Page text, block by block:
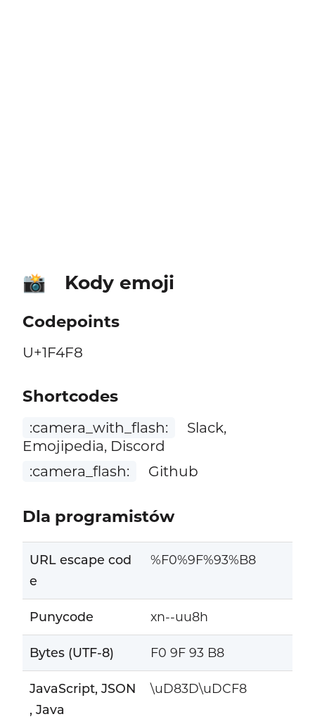
📸 Kody emoji
Codepoints
U+1F4F8
Shortcodes
:camera_with_flash:
Slack,
Emojipedia, Discord
:camera_flash:
Github
Dla programistów
URL escape cod
e
%F0%9F%93%B8
Punycode xn--uu8h
Bytes (UTF-8) F0 9F 93 B8
JavaScript, JSON
, Java
\uD83D\uDCF8